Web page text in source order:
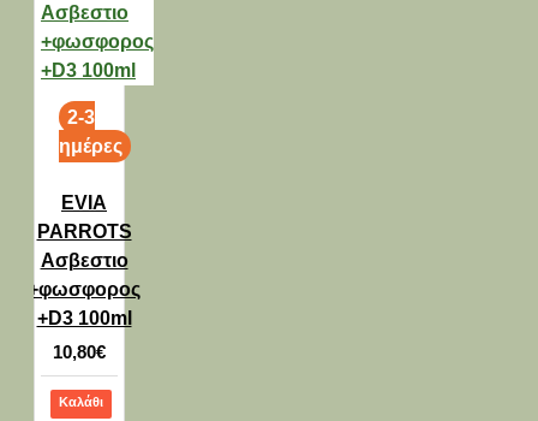
2-3
ημέρες
EVIA
PARROTS
Ασβεστιο
+φωσφορος
+D3 100ml
10,80€
Καλάθι